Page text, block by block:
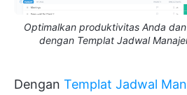
Optimalkan produktivitas Anda
dengan Templat Jadwal
Dengan Templat Jadwal